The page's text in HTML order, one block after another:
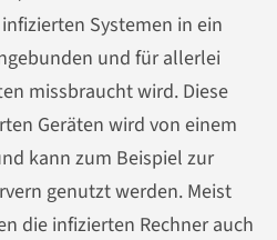
Systemen in ein
und für allerlei
missbraucht wird. Diese
Geräten wird von einem
kann zum Beispiel zur
genutzt werden. Meist
die infizierten Rechner auch